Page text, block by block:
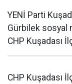
YENİ Parti
Gürbilek sosyal
CHP Kuşadası
CHP Kuşadası